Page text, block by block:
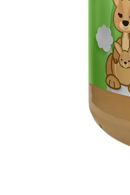
lácteos y
cuidado del bebé